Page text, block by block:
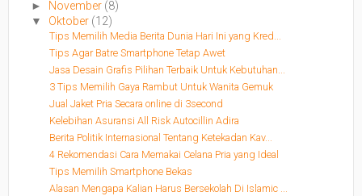
► November (8)
▼ Oktober (12)
Tips Memilih Media Berita Dunia Hari Ini yang Kred...
Tips Agar Batre Smartphone Tetap Awet
Jasa Desain Grafis Pilihan Terbaik Untuk Kebutuhan...
3 Tips Memilih Gaya Rambut Untuk Wanita Gemuk
Jual Jaket Pria Secara online di 3second
Kelebihan Asuransi All Risk Autocillin Adira
Berita Politik Internasional Tentang Ketekadan Kav...
4 Rekomendasi Cara Memakai Celana Pria yang Ideal
Tips Memilih Smartphone Bekas
Alasan Mengapa Kalian Harus Bersekolah Di Islamic ...